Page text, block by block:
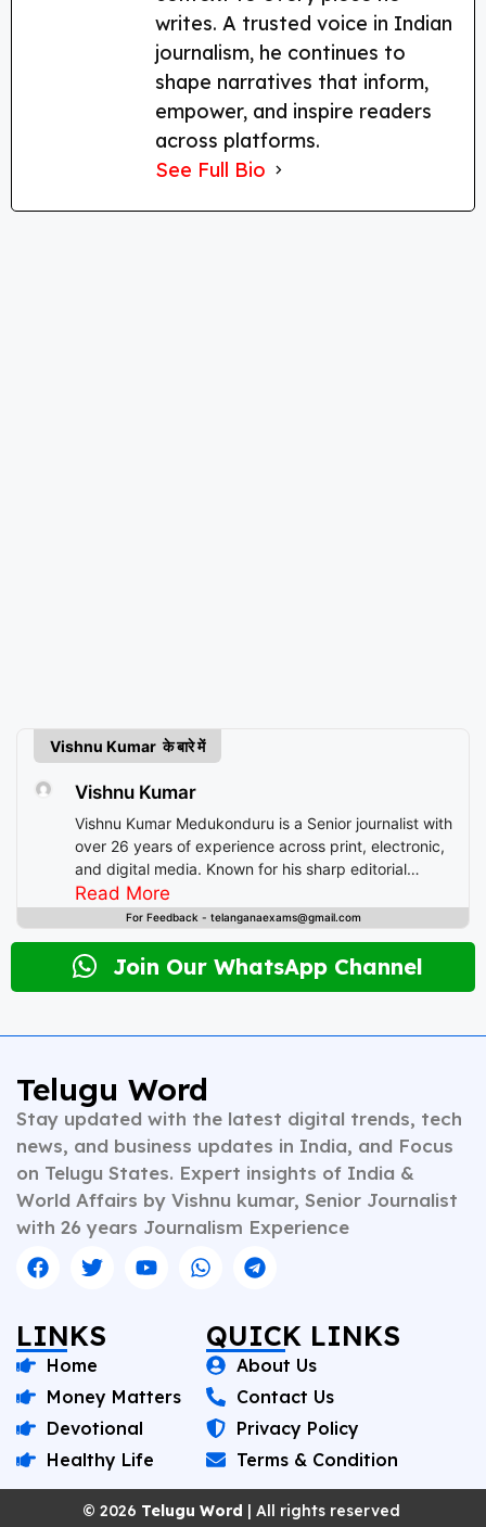
writes. A trusted voice in Indian
journalism, he continues to
shape narratives that inform,
empower, and inspire readers
across platforms.
See Full Bio
Vishnu Kumar के बारे में
Vishnu Kumar
Vishnu Kumar Medukonduru is a Senior journalist with
over 26 years of experience across print, electronic,
and digital media. Known for his sharp editorial
instincts and deep understanding of public
discourse, Vishnu has contributed to leading
desk editing to content strategy and multimedia
storytelling. His expertise spans a wide spectrum of
analysis, Vishnu brings clarity, credibility, and
context to every piece he writes. A trusted voice in
Indian journalism, he continues to shape narratives
that inform, empower, and inspire readers across
platforms.
Read More
For Feedback - telanganaexams@gmail.com
Join Our WhatsApp Channel
Telugu Word
Stay updated with the latest digital trends, tech
news, and business updates in India, and Focus
on Telugu States. Expert insights of India &
World Affairs by Vishnu kumar, Senior Journalist
with 26 years Journalism Experience
LINKS
Home
Money Matters
Devotional
Healthy Life
QUICK LINKS
About Us
Contact Us
Privacy Policy
Terms & Condition
© 2026 Telugu Word | All rights reserved